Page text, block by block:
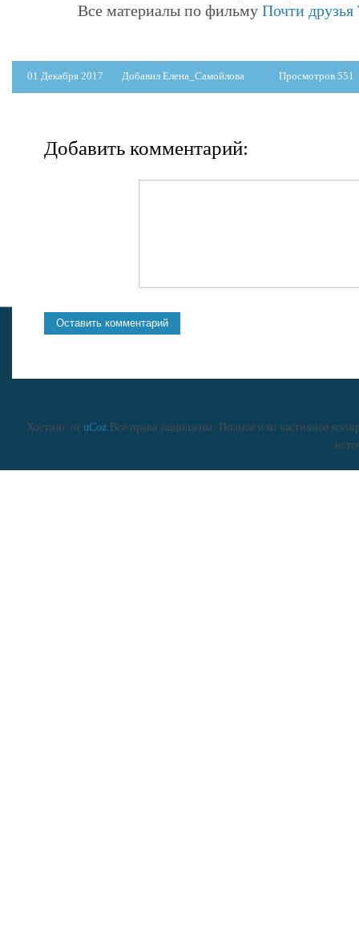
Все материалы по фильму Почти
01 Декабря 2017 Добавил Елена_Самойлова Просмотров 551
Добавить комментарий:
Хостинг от uCozВсе права защищены. Полное или частичное